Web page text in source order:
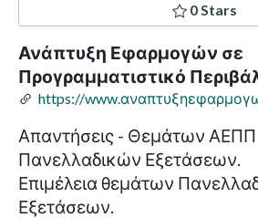
0 Stars
Ανάπτυξη Εφαρμογών σε
Προγραμματιστικό
https://
Απαντήσεις - Θεμάτων ΑΕΠΠ
Πανελλαδικών Εξετάσεων.
Επιμέλεια θεμάτων
Εξετάσεων.